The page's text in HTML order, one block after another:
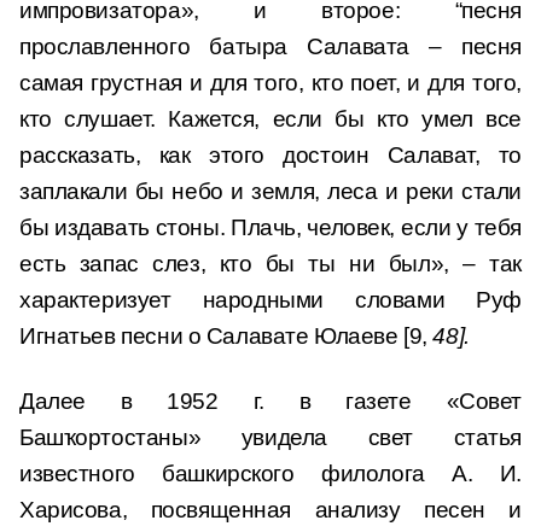
импровизатора», и второе: “песня
прославленного батыра Салавата – песня
самая грустная и для того, кто поет, и для того,
кто слушает. Кажется, если бы кто умел все
рассказать, как этого достоин Салават, то
заплакали бы небо и земля, леса и реки стали
бы издавать стоны. Плачь, человек, если у тебя
есть запас слез, кто бы ты ни был», – так
характеризует народными словами Руф
Игнатьев песни о Салавате Юлаеве [9,48].
Далее в 1952 г. в газете «Совет
Башҡортостаны» увиделa свет статья
известного башкирского филолога А. И.
Харисова, посвященная анализу песен и